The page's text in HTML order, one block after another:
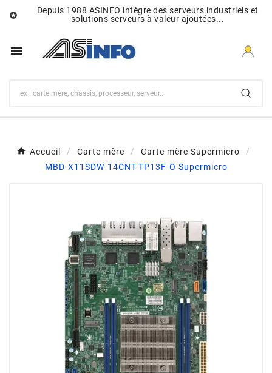

Depuis 1988 ASINFO intègre des serveurs industriels et
solutions serveurs à valeur ajoutées...

Accueil Carte mère
Carte mère Supermicro
MBD-X11SDW-14CNT-TP13F-O Supermicro